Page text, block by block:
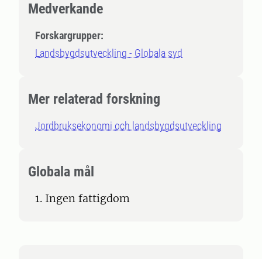
Medverkande
Forskargrupper:
Landsbygdsutveckling - Globala syd
Mer relaterad forskning
Jordbruksekonomi och landsbygdsutveckling
Globala mål
1. Ingen fattigdom